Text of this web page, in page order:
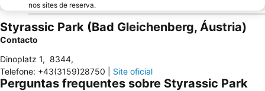
nos sites de reserva.
Styrassic Park (Bad Gleichenberg, Áustria)
Contacto
Dinoplatz 1, 8344,
Telefone: +43(3159)28750 Site oficial
Perguntas frequentes sobre Styrassic Park